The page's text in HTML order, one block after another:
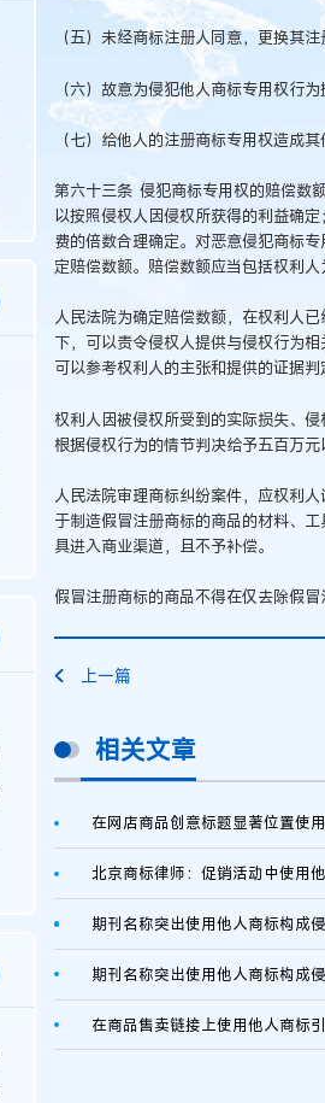
（五）未经商标注册人同意，更换其
（六）故意为侵犯他人商标专用权行
（七）给他人的注册商标专用权造成其
第六十三条 侵犯商标专用权的赔偿数
以按照侵权人因侵权所获得的利益确
费的倍数合理确定。对恶意侵犯商标
定赔偿数额。赔偿数额应当包括权利
人民法院为确定赔偿数额，在权利人
下，可以责令侵权人提供与侵权行为
可以参考权利人的主张和提供的证据判
权利人因被侵权所受到的实际损失、
根据侵权行为的情节判决给予五百万元
人民法院审理商标纠纷案件，应权利
于制造假冒注册商标的商品的材料、
具进入商业渠道，且不予补偿。
假冒注册商标的商品不得在仅去除假冒
上一篇
相关文章
在网店商品创意标题显著位置使
北京商标律师：促销活动中使用
期刊名称突出使用他人商标构成
期刊名称突出使用他人商标构成
在商品售卖链接上使用他人商标